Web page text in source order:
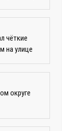
чёткие
на улице
округе